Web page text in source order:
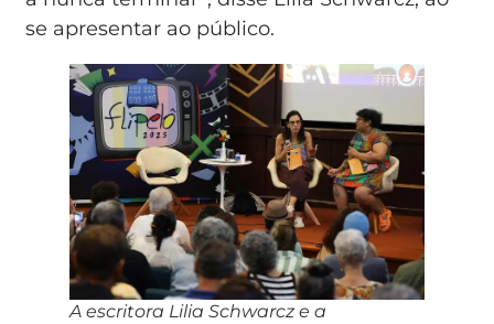
se apresentar ao público.
A escritora Lilia Schwarcz e a